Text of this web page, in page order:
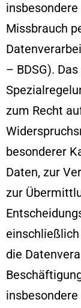
Missbrauch
– BDSG).
zum Recht
besonderer
Daten, zur
zur
die